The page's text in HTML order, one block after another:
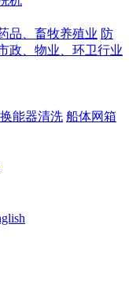
品、畜牧养殖业 防
政、物业、环卫行业
能器清洗 船体网箱